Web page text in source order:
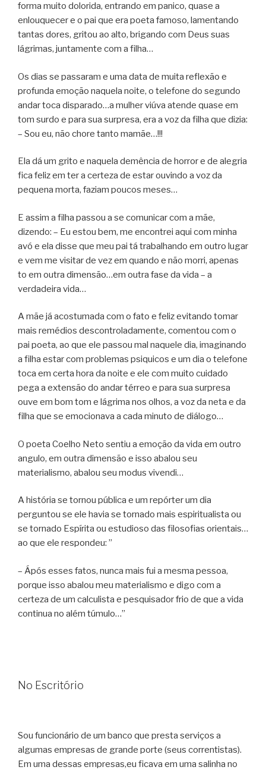
forma muito dolorida, entrando em panico, quase a
enlouquecer e o pai que era poeta famoso, lamentando
tantas dores, gritou ao alto, brigando com Deus suas
lágrimas, juntamente com a filha…
Os dias se passaram e uma data de muita reflexão e
profunda emoção naquela noite, o telefone do segundo
andar toca disparado…a mulher viúva atende quase em
tom surdo e para sua surpresa, era a voz da filha que dizia:
– Sou eu, não chore tanto mamãe…!!!
Ela dá um grito e naquela demência de horror e de alegria
fica feliz em ter a certeza de estar ouvindo a voz da
pequena morta, faziam poucos meses…
E assim a filha passou a se comunicar com a mãe,
dizendo: – Eu estou bem, me encontrei aqui com minha
avó e ela disse que meu pai tá trabalhando em outro lugar
e vem me visitar de vez em quando e não morri, apenas
to em outra dimensão…em outra fase da vida – a
verdadeira vida…
A mãe já acostumada com o fato e feliz evitando tomar
mais remédios descontroladamente, comentou com o
pai poeta, ao que ele passou mal naquele dia, imaginando
a filha estar com problemas psiquicos e um dia o telefone
toca em certa hora da noite e ele com muito cuidado
pega a extensão do andar térreo e para sua surpresa
ouve em bom tom e lágrima nos olhos, a voz da neta e da
filha que se emocionava a cada minuto de diálogo…
O poeta Coelho Neto sentiu a emoção da vida em outro
angulo, em outra dimensão e isso abalou seu
materialismo, abalou seu modus vivendi…
A história se tornou pública e um repórter um dia
perguntou se ele havia se tornado mais espiritualista ou
se tornado Espírita ou estudioso das filosofias orientais…
ao que ele respondeu: ”
– Ápós esses fatos, nunca mais fui a mesma pessoa,
porque isso abalou meu materialismo e digo com a
certeza de um calculista e pesquisador frio de que a vida
continua no além túmulo…”
No Escritório
Sou funcionário de um banco que presta serviços a
algumas empresas de grande porte (seus correntistas).
Em uma dessas empresas,eu ficava em uma salinha no